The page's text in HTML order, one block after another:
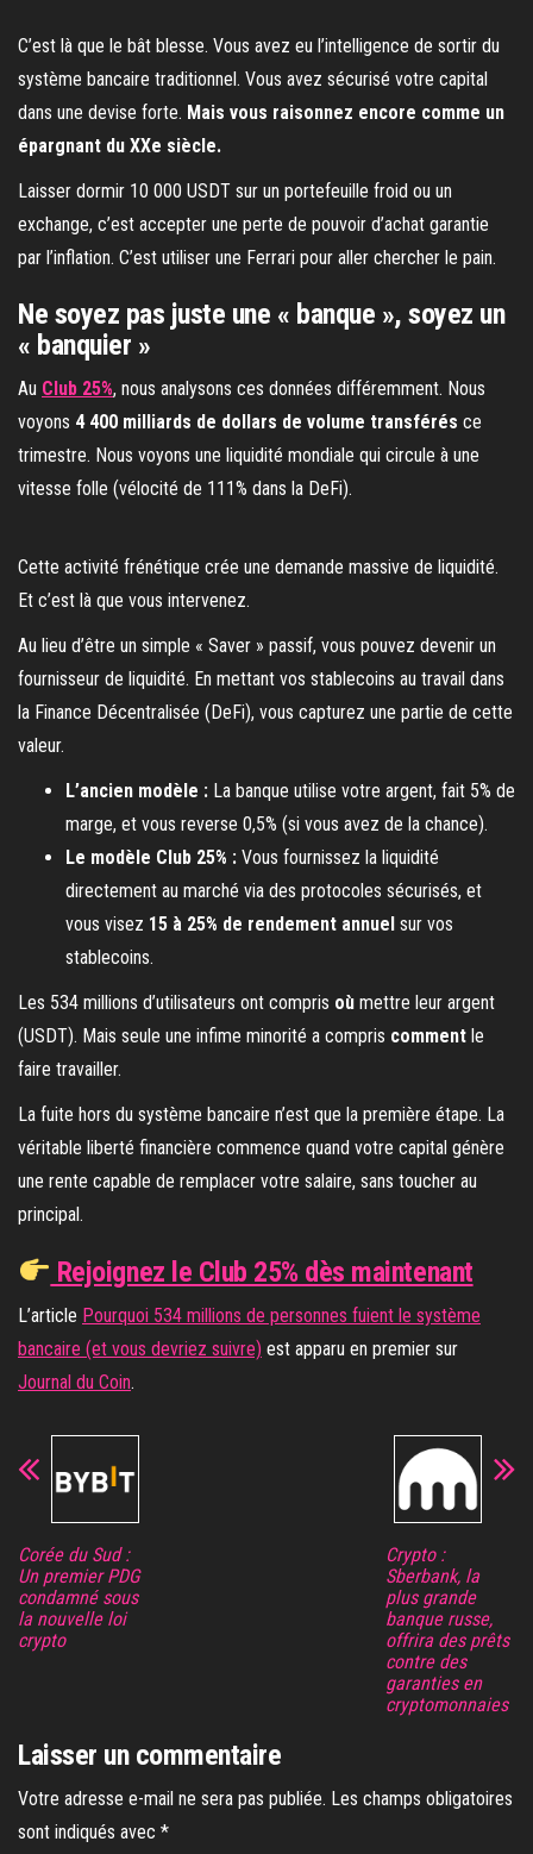
C’est là que le bât blesse. Vous avez eu l’intelligence de sortir du
système bancaire traditionnel. Vous avez sécurisé votre capital
dans une devise forte. Mais vous raisonnez encore comme un
épargnant du XXe siècle.
Laisser dormir 10 000 USDT sur un portefeuille froid ou un
exchange, c’est accepter une perte de pouvoir d’achat garantie
par l’inflation. C’est utiliser une Ferrari pour aller chercher le pain.
Ne soyez pas juste une « banque », soyez un
« banquier »
Au Club 25%, nous analysons ces données différemment. Nous
voyons 4 400 milliards de dollars de volume transférés ce
trimestre. Nous voyons une liquidité mondiale qui circule à une
vitesse folle (vélocité de 111% dans la DeFi).
Cette activité frénétique crée une demande massive de liquidité.
Et c’est là que vous intervenez.
Au lieu d’être un simple « Saver » passif, vous pouvez devenir un
fournisseur de liquidité. En mettant vos stablecoins au travail dans
la Finance Décentralisée (DeFi), vous capturez une partie de cette
valeur.
L’ancien modèle : La banque utilise votre argent, fait 5% de
marge, et vous reverse 0,5% (si vous avez de la chance).
Le modèle Club 25% : Vous fournissez la liquidité
directement au marché via des protocoles sécurisés, et
vous visez 15 à 25% de rendement annuel sur vos
stablecoins.
Les 534 millions d’utilisateurs ont compris où mettre leur argent
(USDT). Mais seule une infime minorité a compris comment le
faire travailler.
La fuite hors du système bancaire n’est que la première étape. La
véritable liberté financière commence quand votre capital génère
une rente capable de remplacer votre salaire, sans toucher au
principal.
Rejoignez le Club 25% dès maintenant
L’article Pourquoi 534 millions de personnes fuient le système
bancaire (et vous devriez suivre) est apparu en premier sur
Journal du Coin.
Corée du Sud :
Un premier PDG
condamné sous
la nouvelle loi
crypto
Crypto :
Sberbank, la
plus grande
banque russe,
offrira des prêts
contre des
garanties en
cryptomonnaies
Laisser un commentaire
Votre adresse e-mail ne sera pas publiée. Les champs obligatoires
sont indiqués avec *